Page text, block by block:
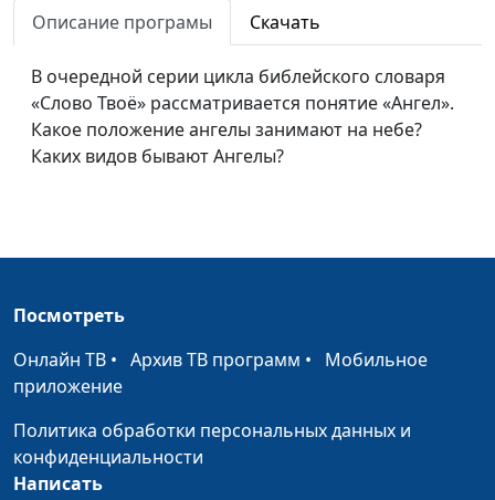
Библейский словарь: Бог
Описание програмы Скачать
В очередной серии цикла библейского словаря
«Слово Твоё» рассматривается понятие «Ангел».
Какое положение ангелы занимают на небе?
Каких видов бывают Ангелы?
Посмотреть
Онлайн ТВ • Архив ТВ программ • Мобильное
приложение
Политика обработки персональных данных и
конфиденциальности
Написать